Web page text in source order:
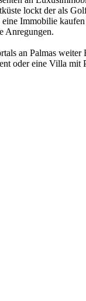
lockt der als
Immobilie
Anregungen.
an Palmas
oder eine Villa